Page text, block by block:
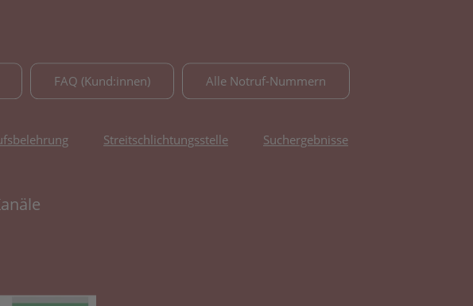
FAQ (Kund:innen) Alle Notruf-Nummern
Streitschlichtungsstelle Suchergebnisse
Tab)